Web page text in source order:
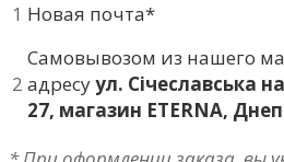
1 Новая почта*
2
Самовывозом из нашего
адресуул. Січеславська
27, магазин ETERNA,